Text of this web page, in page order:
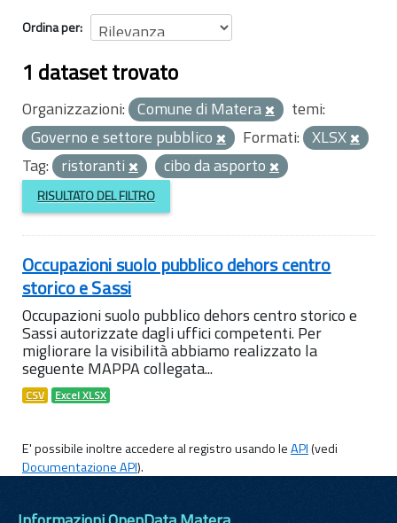
Ordina per
1 dataset trovato
Organizzazioni: Comune di Matera
temi:
Governo e settore pubblico
Formati: XLSX
Tag: ristoranti cibo da asporto
RISULTATO DEL FILTRO
Occupazioni suolo pubblico dehors centro
storico e Sassi
Occupazioni suolo pubblico dehors centro storico e
Sassi autorizzate dagli uffici competenti. Per
migliorare la visibilità abbiamo realizzato la
seguente MAPPA collegata...
CSV Excel XLSX
E' possibile inoltre accedere al registro usando leAPI(vedi
Documentazione API).